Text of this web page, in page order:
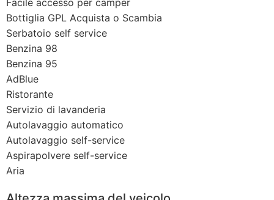
Facile accesso per camper
Bottiglia GPL Acquista o Scambia
Serbatoio self service
Benzina 98
Benzina 95
AdBlue
Ristorante
Servizio di lavanderia
Autolavaggio automatico
Autolavaggio self-service
Aspirapolvere self-service
Aria